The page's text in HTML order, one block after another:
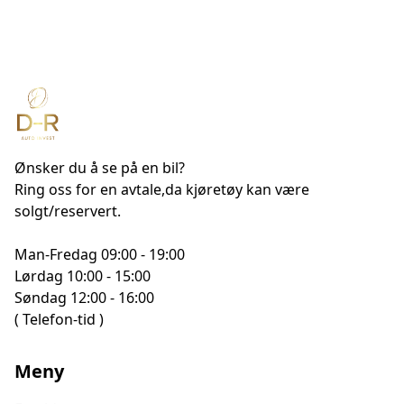
Kontakt oss for innbyttepris!
Som godkjent Autosys-forhandler kan vi registrere
bilen på stedet. Dette gjør at du kan overta bilen og
kjøre hjem samme dag.
For registrering må kjøper ha med gyldig BankID.
Vi tilbyr også transport av biler over hele landet.
OBS!
har mottatt svar fra oss innen rimelig tid, ber vi deg
sjekke søppelpost/SPAM-filteret i e-postprogrammet
Ønsker du å se på en bil?
Ring oss for en avtale,da kjøretøy kan være
solgt/reservert.
Man-Fredag 09:00 - 19:00
Lørdag 10:00 - 15:00
Søndag 12:00 - 16:00
( Telefon-tid )
Meny